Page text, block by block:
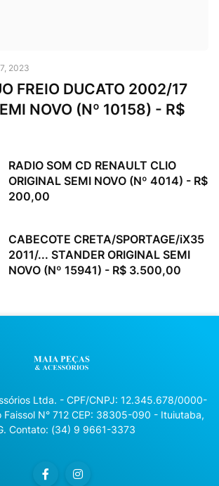
2023
FREIO DUCATO 2002/17
NOVO (Nº 10158) - R$
RADIO SOM CD RENAULT CLIO
ORIGINAL SEMI NOVO (Nº 4014) - R$
200,00
CABECOTE CRETA/SPORTAGE/iX35
2011/... STANDER ORIGINAL SEMI
NOVO (Nº 15941) - R$ 3.500,00
Ltda. - CPF/CNPJ: 12.345.678/0000-
Faissol N° 712 CEP: 38305-090 - Ituiutaba,
Contato: (34) 9 9661-3373